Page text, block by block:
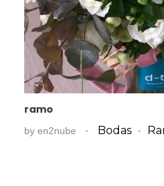
ramo
by en2nube Bodas